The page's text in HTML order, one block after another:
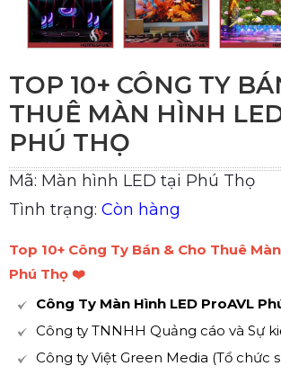
TOP 10+ CÔNG TY
THUÊ MÀN HÌNH
PHÚ THỌ
Mã: Màn hình LED tại Phú Thọ
Tình trạng: Còn hàng
Top 10+ Công Ty Bán & Cho Thuê
Phú Thọ ❤️️
Công Ty Màn Hình LED ProAVL
Công ty TNNHH Quảng cáo và Sự
Công ty Việt Green Media (Tổ chức